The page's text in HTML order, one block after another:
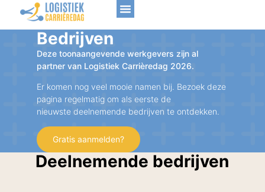
Bedrijven
Deze toonaangevende werkgevers zijn al
partner van Logistiek Carrièredag 2026.
Er komen nog veel mooie namen bij. Bezoek deze
pagina regelmatig om als eerste de
nieuwste deelnemende bedrijven te ontdekken.
Gratis aanmelden?
Deelnemende bedrijven